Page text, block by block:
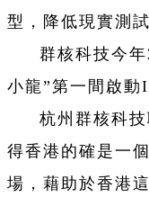
型，降低現實測試
群核科技今
小龍”第一間啟動
杭州群核科
得香港的確是一
場，藉助於香港